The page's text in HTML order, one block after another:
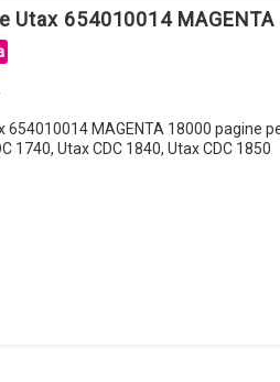
Utax 654010014 MAGENTA
654010014 MAGENTA 18000 pagine
1740, Utax CDC 1840, Utax CDC 1850